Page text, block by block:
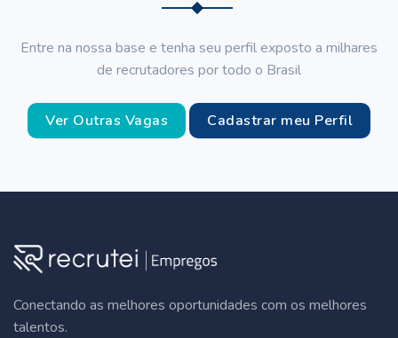
Entre na nossa base e tenha seu perfil exposto a milhares
de recrutadores por todo o Brasil
Ver Outras Vagas Cadastrar meu Perfil
Conectando as melhores oportunidades com os melhores
talentos.